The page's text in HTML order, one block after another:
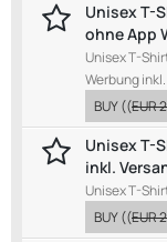
Unisex T-
ohne App
Unisex T-
Werbung
BUY((EUR
Unisex T-
inkl.
Unisex T-
BUY((EUR